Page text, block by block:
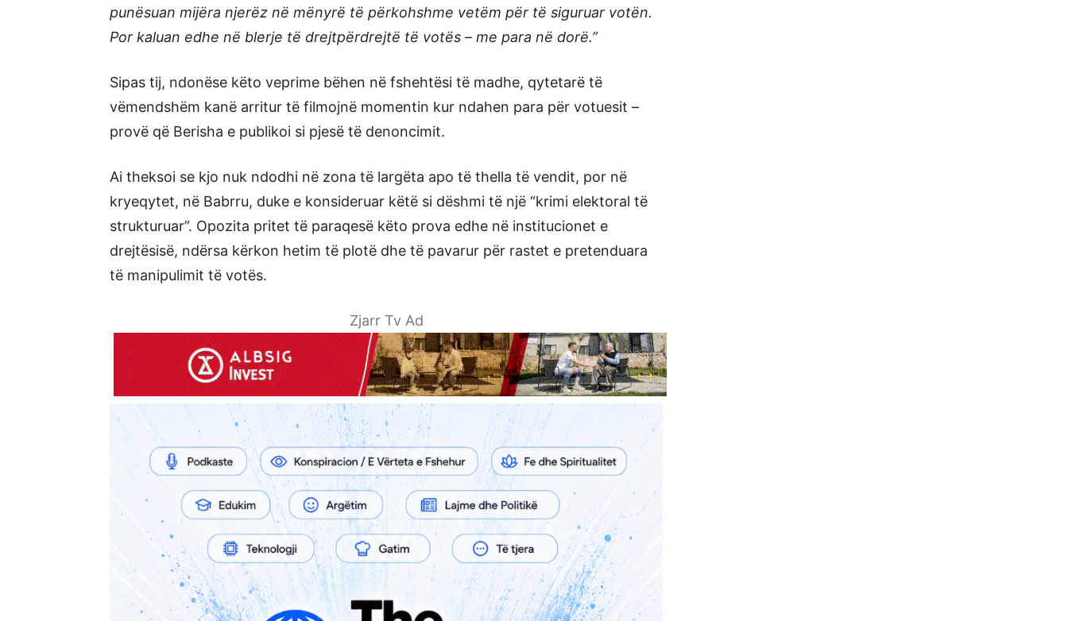
punësuan mijëra njerëz në mënyrë të përkohshme vetëm për të siguruar votën.
Por kaluan edhe në blerje të drejtpërdrejtë të votës – me para në dorë.”
Sipas tij, ndonëse këto veprime bëhen në fshehtësi të madhe, qytetarë të
vëmendshëm kanë arritur të filmojnë momentin kur ndahen para për votuesit –
provë që Berisha e publikoi si pjesë të denoncimit.
Ai theksoi se kjo nuk ndodhi në zona të largëta apo të thella të vendit, por në
kryeqytet, në Babrru, duke e konsideruar këtë si dëshmi të një “krimi elektoral të
strukturuar”. Opozita pritet të paraqesë këto prova edhe në institucionet e
drejtësisë, ndërsa kërkon hetim të plotë dhe të pavarur për rastet e pretenduara
të manipulimit të votës.
Zjarr Tv Ad